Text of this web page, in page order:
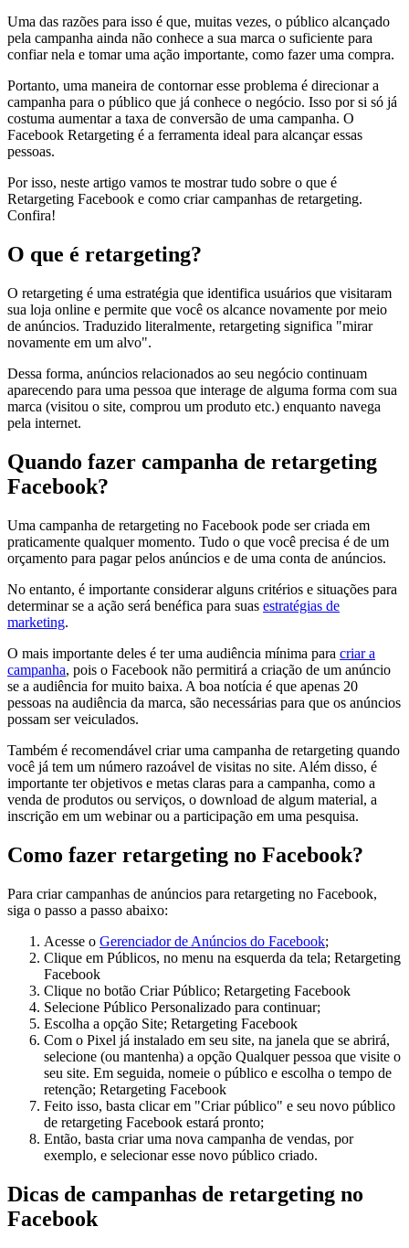
Uma das razões para isso é que, muitas vezes, o público alcançado
pela campanha ainda não conhece a sua marca o suficiente para
confiar nela e tomar uma ação importante, como fazer uma compra.
Portanto, uma maneira de contornar esse problema é direcionar a
campanha para o público que já conhece o negócio. Isso por si só já
costuma aumentar a taxa de conversão de uma campanha. O
Facebook Retargeting é a ferramenta ideal para alcançar essas
pessoas.
Por isso, neste artigo vamos te mostrar tudo sobre o que é
Retargeting Facebook e como criar campanhas de retargeting.
Confira!
O que é retargeting?
O retargeting é uma estratégia que identifica usuários que visitaram
sua loja online e permite que você os alcance novamente por meio
de anúncios. Traduzido literalmente, retargeting significa "mirar
novamente em um alvo".
Dessa forma, anúncios relacionados ao seu negócio continuam
aparecendo para uma pessoa que interage de alguma forma com sua
marca (visitou o site, comprou um produto etc.) enquanto navega
pela internet.
Quando fazer campanha de retargeting
Facebook?
Uma campanha de retargeting no Facebook pode ser criada em
praticamente qualquer momento. Tudo o que você precisa é de um
orçamento para pagar pelos anúncios e de uma conta de anúncios.
No entanto, é importante considerar alguns critérios e situações para
determinar se a ação será benéfica para suas estratégias de
marketing.
O mais importante deles é ter uma audiência mínima para criar a
campanha, pois o Facebook não permitirá a criação de um anúncio
se a audiência for muito baixa. A boa notícia é que apenas 20
pessoas na audiência da marca, são necessárias para que os anúncios
possam ser veiculados.
Também é recomendável criar uma campanha de retargeting quando
você já tem um número razoável de visitas no site. Além disso, é
importante ter objetivos e metas claras para a campanha, como a
venda de produtos ou serviços, o download de algum material, a
inscrição em um webinar ou a participação em uma pesquisa.
Como fazer retargeting no Facebook?
Para criar campanhas de anúncios para retargeting no Facebook,
siga o passo a passo abaixo:
Acesse o Gerenciador de Anúncios do Facebook;
Clique em Públicos, no menu na esquerda da tela; Retargeting
Facebook
Clique no botão Criar Público; Retargeting Facebook
Selecione Público Personalizado para continuar;
Escolha a opção Site; Retargeting Facebook
Com o Pixel já instalado em seu site, na janela que se abrirá,
selecione (ou mantenha) a opção Qualquer pessoa que visite o
seu site. Em seguida, nomeie o público e escolha o tempo de
retenção; Retargeting Facebook
Feito isso, basta clicar em "Criar público" e seu novo público
de retargeting Facebook estará pronto;
Então, basta criar uma nova campanha de vendas, por
exemplo, e selecionar esse novo público criado.
Dicas de campanhas de retargeting no
Facebook